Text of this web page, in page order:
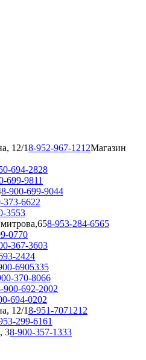
12/18-952-967-1212Магазин
694-2828
699-9811
8-900-699-9044
373-6622
3553
8-953-284-6565
0770
367-3603
2424
6905335
370-8066
900-692-2002
694-0202
12/18-951-7071212
299-6161
38-900-357-1333